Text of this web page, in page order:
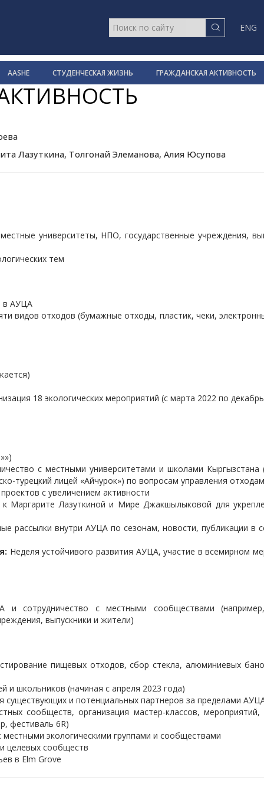
ENG
AASHE СТУДЕНЧЕСКАЯ ЖИЗНЬ ГРАЖДАНСКАЯ АКТИВНОСТЬ
Лазуткина, Толгонай Элеманова, Алия Юсупова
университеты, НПО, государственные учреждения,
тем
в АУЦА
видов отходов (бумажные отходы, пластик, чеки,
18 экологических мероприятий (с марта 2022 по
с местными университетами и школами Кыргызстана
турецкий лицей «Айчурок») по вопросам управления
с увеличением активности
Маргарите Лазуткиной и Мире Джакшылыковой для
рассылки внутри АУЦА по сезонам, новости, публикации в
Неделя устойчивого развития АУЦА, участие в всемирном
сотрудничество с местными сообществами
выпускники и жители)
пищевых отходов, сбор стекла, алюминиевых
и школьников (начиная с апреля 2023 года)
существующих и потенциальных партнеров за пределами
сообществ, организация мастер-классов, мероприятий,
фестиваль 6R)
экологическими группами и сообществами
целевых сообществ
в Elm Grove